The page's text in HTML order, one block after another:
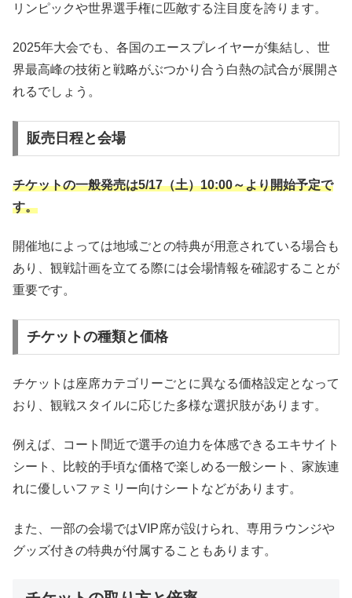
リンピックや世界選手権に匹敵する注目度を誇ります。
2025年大会でも、各国のエースプレイヤーが集結し、世
界最高峰の技術と戦略がぶつかり合う白熱の試合が展開さ
れるでしょう。
販売日程と会場
チケットの一般発売は5/17（土）10:00～より開始予定で
す。
開催地によっては地域ごとの特典が用意されている場合も
あり、観戦計画を立てる際には会場情報を確認することが
重要です。
チケットの種類と価格
チケットは座席カテゴリーごとに異なる価格設定となって
おり、観戦スタイルに応じた多様な選択肢があります。
例えば、コート間近で選手の迫力を体感できるエキサイト
シート、比較的手頃な価格で楽しめる一般シート、家族連
れに優しいファミリー向けシートなどがあります。
また、一部の会場ではVIP席が設けられ、専用ラウンジや
グッズ付きの特典が付属することもあります。